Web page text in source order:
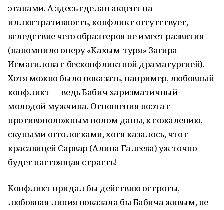
этапами. А здесь сделан акцент на
иллюстративность, конфликт отсутствует,
вследствие чего образ героя не имеет развития
(напомнило оперу «Кахым-туря» Загира
Исмагилова с бесконфликтной драматургией).
Хотя можно было показать, например, любовный
конфликт — ведь Бабич харизматичный
молодой мужчина. Отношения поэта с
противоположным полом даны, к сожалению,
скупыми отголосками, хотя казалось, что с
красавицей Сарвар (Алина Галеева) уж точно
будет настоящая страсть!
Конфликт придал бы действию остроты,
любовная линия показала бы Бабича живым, не